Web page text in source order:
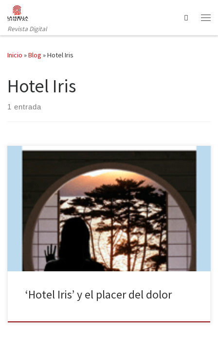
Saltar al contenido
Revista Digital
Search
Inicio »Blog »Hotel Iris
Hotel Iris
1 entrada
Hotel Iris es, probablemente, la novela más extraña de Yoko
Ogawa y, sin duda, la más difícil de valorar. Siempre he apreciado
su versatilidad, siendo capaz de coquetear con géneros muy
diferentes y teniendo la capacidad de crear las historias más
tiernas como La fórmula preferida del profesor, Bailando con […]
‘Hotel Iris’ y el placer del dolor